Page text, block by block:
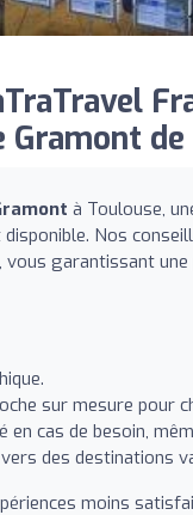
Gramont
à Toulouse,
Nos
garantissant
sur mesure pour
cas de besoin,
des destinations
moins